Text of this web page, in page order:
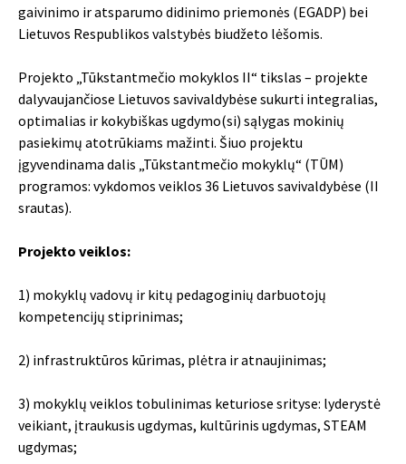
gaivinimo ir atsparumo didinimo priemonės (EGADP) bei
Lietuvos Respublikos valstybės biudžeto lėšomis.
Projekto „Tūkstantmečio mokyklos II“ tikslas – projekte
dalyvaujančiose Lietuvos savivaldybėse sukurti integralias,
optimalias ir kokybiškas ugdymo(si) sąlygas mokinių
pasiekimų atotrūkiams mažinti. Šiuo projektu
įgyvendinama dalis „Tūkstantmečio mokyklų“ (TŪM)
programos: vykdomos veiklos 36 Lietuvos savivaldybėse (II
srautas).
Projekto veiklos:
1) mokyklų vadovų ir kitų pedagoginių darbuotojų
kompetencijų stiprinimas;
2) infrastruktūros kūrimas, plėtra ir atnaujinimas;
3) mokyklų veiklos tobulinimas keturiose srityse: lyderystė
veikiant, įtraukusis ugdymas, kultūrinis ugdymas, STEAM
ugdymas;